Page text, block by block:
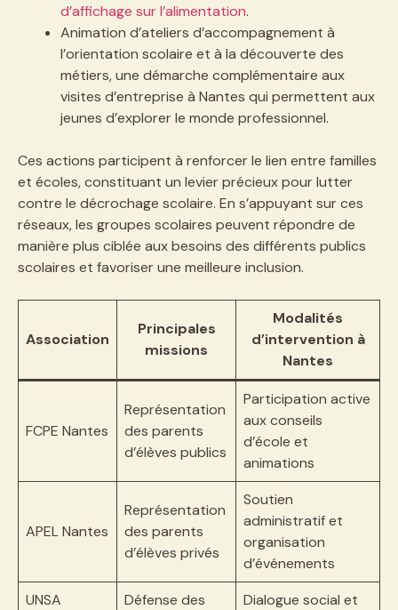
d’affichage sur l’alimentation.
Animation d’ateliers d’accompagnement à
l’orientation scolaire et à la découverte des
métiers, une démarche complémentaire aux
visites d’entreprise à Nantes qui permettent aux
jeunes d’explorer le monde professionnel.
Ces actions participent à renforcer le lien entre familles
et écoles, constituant un levier précieux pour lutter
contre le décrochage scolaire. En s’appuyant sur ces
réseaux, les groupes scolaires peuvent répondre de
manière plus ciblée aux besoins des différents publics
scolaires et favoriser une meilleure inclusion.
Association
Principales
missions
Modalités
d’intervention à
Nantes
FCPE Nantes
Représentation
des parents
d’élèves publics
Participation active
aux conseils
d’école et
animations
APEL Nantes
Représentation
des parents
d’élèves privés
Soutien
administratif et
organisation
d’événements
UNSA
Défense des
Dialogue social et